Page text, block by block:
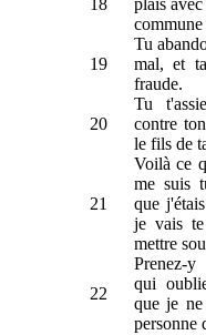
commune
19
Tu
mal, et
fraude.
20
Tu
contre
le fils de
21
Voilà ce
me suis
que
je vais
mettre
22
Prenez-
qui
que je ne
personne